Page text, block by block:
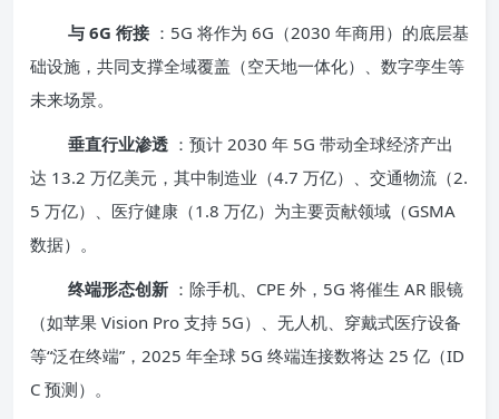
与 6G 衔接 ：5G 将作为 6G（2030 年商用）的底层基
础设施，共同支撑全域覆盖（空天地一体化）、数字孪生等
未来场景。
垂直行业渗透 ：预计 2030 年 5G 带动全球经济产出
达 13.2 万亿美元，其中制造业（4.7 万亿）、交通物流（2.
5 万亿）、医疗健康（1.8 万亿）为主要贡献领域（GSMA
数据）。
终端形态创新 ：除手机、CPE 外，5G 将催生 AR 眼镜
（如苹果 Vision Pro 支持 5G）、无人机、穿戴式医疗设备
等“泛在终端”，2025 年全球 5G 终端连接数将达 25 亿（ID
C 预测）。